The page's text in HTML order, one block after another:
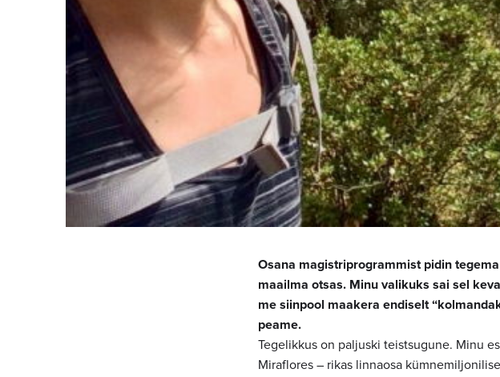
Osana magistriprogrammist pidin
maailma otsas. Minu valikuks sai sel
me siinpool maakera endiselt
peame.
Tegelikkus on paljuski teistsugune. Minu
Miraflores – rikas linnaosa